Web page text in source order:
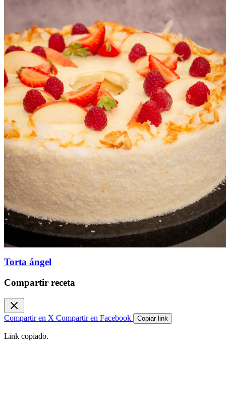
Torta ángel
Compartir receta
Compartir en X Compartir en Facebook Copiar link
Link copiado.